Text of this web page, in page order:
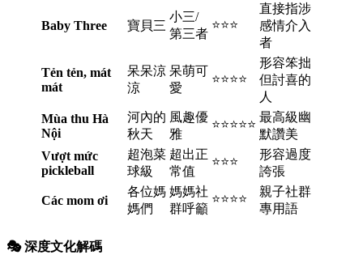
Baby Three 寶貝三
小三/
第三者
⭐⭐⭐
直接指涉
感情介入
者
Tẻn tẻn, mát
mát
呆呆涼
涼
呆萌可
愛
⭐⭐⭐⭐
形容笨拙
但討喜的
人
Mùa thu Hà
Nội
河內的
秋天
風趣優
雅
⭐⭐⭐⭐⭐
最高級幽
默讚美
Vượt mức
pickleball
超泡菜
球級
超出正
常值
⭐⭐⭐
形容過度
誇張
Các mom ơi
各位媽
媽們
媽媽社
群呼籲
⭐⭐⭐⭐
親子社群
專用語
🎭 深度文化解碼